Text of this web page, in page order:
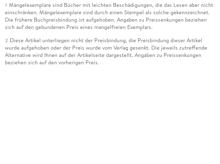
1 Mängelexemplare sind Bücher mit leichten Beschädigungen, die das Lesen aber nicht
einschränken. Mängelexemplare sind durch einen Stempel als solche gekennzeichnet.
Die frühere Buchpreisbindung ist aufgehoben. Angaben zu Preissenkungen beziehen
sich auf den gebundenen Preis eines mangelfreien Exemplars.
2 Diese Artikel unterliegen nicht der Preisbindung, die Preisbindung dieser Artikel
wurde aufgehoben oder der Preis wurde vom Verlag gesenkt. Die jeweils zutreffende
Alternative wird Ihnen auf der Artikelseite dargestellt. Angaben zu Preissenkungen
beziehen sich auf den vorherigen Preis.